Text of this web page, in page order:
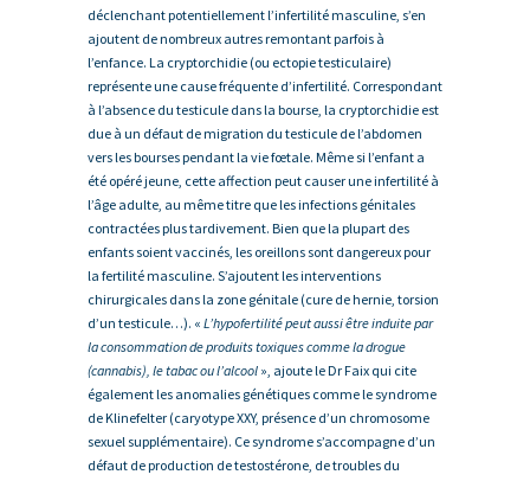
déclenchant potentiellement l’infertilité masculine, s’en
ajoutent de nombreux autres remontant parfois à
l’enfance. La cryptorchidie (ou ectopie testiculaire)
représente une cause fréquente d’infertilité. Correspondant
à l’absence du testicule dans la bourse, la cryptorchidie est
due à un défaut de migration du testicule de l’abdomen
vers les bourses pendant la vie fœtale. Même si l’enfant a
été opéré jeune, cette affection peut causer une infertilité à
l’âge adulte, au même titre que les infections génitales
contractées plus tardivement. Bien que la plupart des
enfants soient vaccinés, les oreillons sont dangereux pour
la fertilité masculine. S’ajoutent les interventions
chirurgicales dans la zone génitale (cure de hernie, torsion
d’un testicule…). « L’hypofertilité peut aussi être induite par
la consommation de produits toxiques comme la drogue
(cannabis), le tabac ou l’alcool », ajoute le Dr Faix qui cite
également les anomalies génétiques comme le syndrome
de Klinefelter (caryotype XXY, présence d’un chromosome
sexuel supplémentaire). Ce syndrome s’accompagne d’un
défaut de production de testostérone, de troubles du